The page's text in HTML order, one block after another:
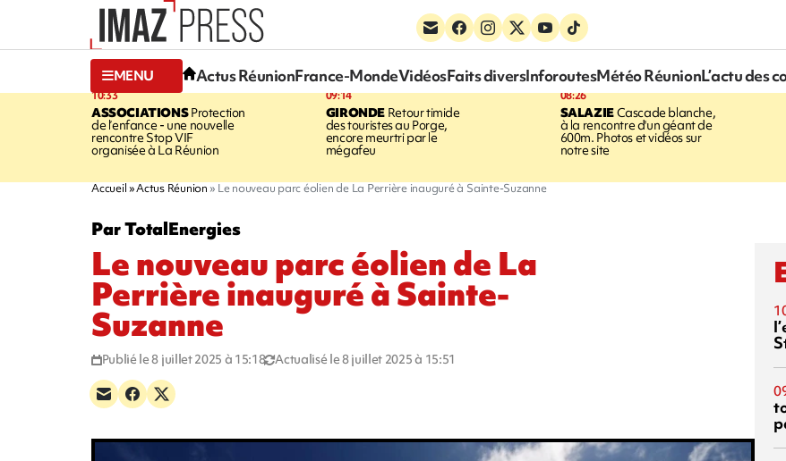
MENU Actus RéunionFrance-MondeVidéosFaits diversInforoutesMétéo RéunionL’actu des
10:33
ASSOCIATIONSProtection
de l’enfance - une nouvelle
rencontre Stop VIF
organisée à La Réunion
09:14
GIRONDE Retour timide
des touristes au Porge,
encore meurtri par le
mégafeu
08:26
SALAZIECascade blanche,
à la rencontre d'un géant de
600m. Photos et vidéos sur
notre site
Accueil Actus Réunion Le nouveau parc éolien de La Perrière inauguré à Sainte-Suzanne
Par TotalEnergies
Le nouveau parc éolien de La
Perrière inauguré à Sainte-
Suzanne
Publié le 8 juillet 2025 à 15:18 Actualisé le 8 juillet 2025 à 15:51